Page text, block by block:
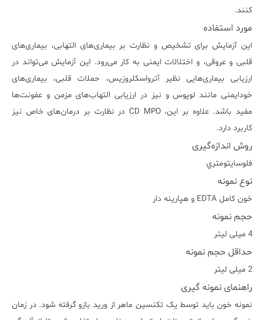
کنند.
مورد استفاده
این آزمایش برای تشخیص و نظارت بر بیماری‌های التهابی، بیماری‌های
قلبی و عروقی، و اختلالات ایمنی به کار می‌رود. این آزمایش می‌تواند در
ارزیابی بیماری‌هایی نظیر آترواسکلروزیس، حملات قلبی، بیماری‌های
خودایمنی مانند لوپوس و نیز در ارزیابی التهاب‌های مزمن و عفونت‌ها
مفید باشد. علاوه بر این، CD MPO در نظارت بر درمان‌های خاص نیز
کاربرد دارد.
روش اندازه‌گیری
فلوسايتومتري
نوع نمونه
خون کامل EDTA و هپارينه دار
حجم نمونه
4 میلی لیتر
حداقل حجم نمونه
2 میلی لیتر
راهنمای نمونه گیری
نمونه خون باید توسط یک تکنسین ماهر از ورید بازو گرفته شود. در زمان